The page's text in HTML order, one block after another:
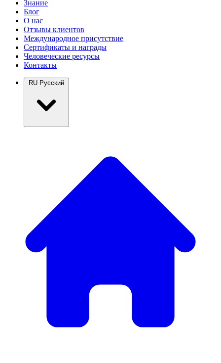
Знание
Блог
О нас
Отзывы клиентов
Международное присутствие
Сертификаты и награды
Человеческие ресурсы
Контакты
RU Русский